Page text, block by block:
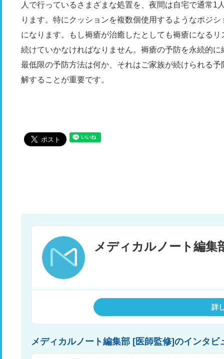
人で行っているさまざまな処置を、夜間は自宅で通常1
ります。特にクッションを複数個使用するようなポジ
になります。もし褥瘡が治癒したとしても褥瘡になる
続けていかなければなりません。褥瘡の予防を永続的
最低限の予防方法は何か、それはご家族が続けられる
解することが重要です。
メディカルノート編集
詳
メディカルノート編集部 [医師監修]のインタビ